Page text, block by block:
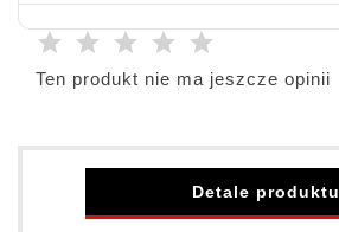
Ten produkt nie ma jeszcze opinii
Detale produktu